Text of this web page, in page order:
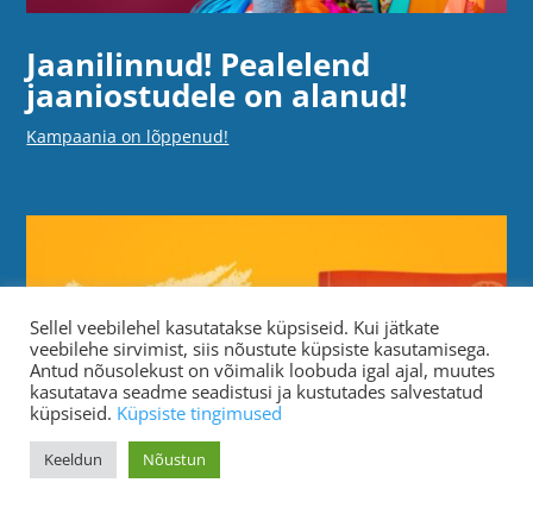
Jaanilinnud! Pealelend
jaaniostudele on alanud!
Kampaania on lõppenud!
Sellel veebilehel kasutatakse küpsiseid. Kui jätkate
veebilehe sirvimist, siis nõustute küpsiste kasutamisega.
Antud nõusolekust on võimalik loobuda igal ajal, muutes
kasutatava seadme seadistusi ja kustutades salvestatud
küpsiseid. Küpsiste tingimused
Keeldun Nõustun